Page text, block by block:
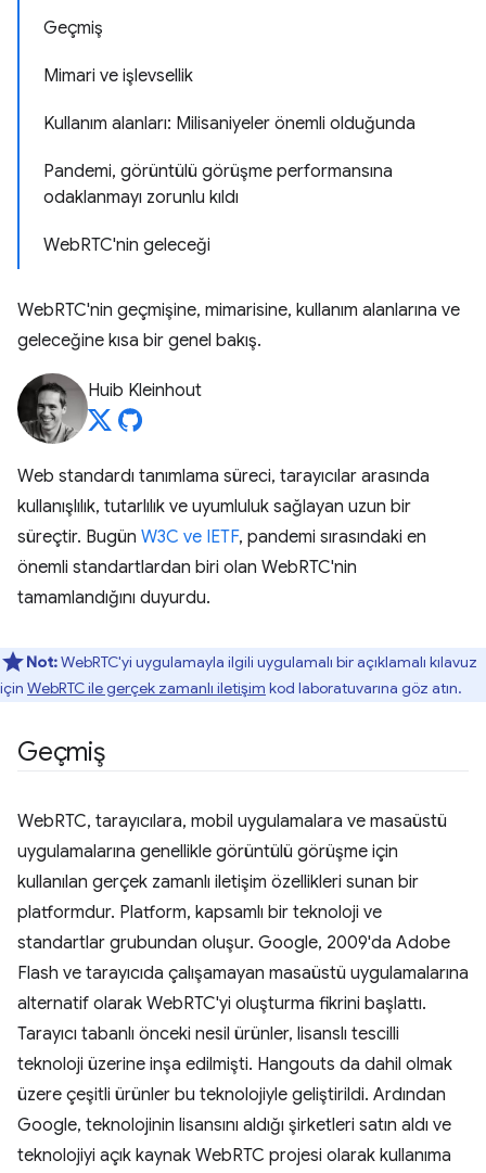
Geçmiş
Mimari ve işlevsellik
Kullanım alanları: Milisaniyeler önemli olduğunda
Pandemi, görüntülü görüşme performansına
odaklanmayı zorunlu kıldı
WebRTC'nin geleceği
WebRTC'nin geçmişine, mimarisine, kullanım alanlarına ve
geleceğine kısa bir genel bakış.
Huib Kleinhout
Web standardı tanımlama süreci, tarayıcılar arasında
kullanışlılık, tutarlılık ve uyumluluk sağlayan uzun bir
süreçtir. Bugün W3C ve IETF, pandemi sırasındaki en
önemli standartlardan biri olan WebRTC'nin
tamamlandığını duyurdu.
Not:WebRTC'yi uygulamayla ilgili uygulamalı bir açıklamalı kılavuz
için WebRTC ile gerçek zamanlı iletişim kod laboratuvarına göz atın.
Geçmiş
WebRTC, tarayıcılara, mobil uygulamalara ve masaüstü
uygulamalarına genellikle görüntülü görüşme için
kullanılan gerçek zamanlı iletişim özellikleri sunan bir
platformdur. Platform, kapsamlı bir teknoloji ve
standartlar grubundan oluşur. Google, 2009'da Adobe
Flash ve tarayıcıda çalışamayan masaüstü uygulamalarına
alternatif olarak WebRTC'yi oluşturma fikrini başlattı.
Tarayıcı tabanlı önceki nesil ürünler, lisanslı tescilli
teknoloji üzerine inşa edilmişti. Hangouts da dahil olmak
üzere çeşitli ürünler bu teknolojiyle geliştirildi. Ardından
Google, teknolojinin lisansını aldığı şirketleri satın aldı ve
teknolojiyi açık kaynak WebRTC projesi olarak kullanıma